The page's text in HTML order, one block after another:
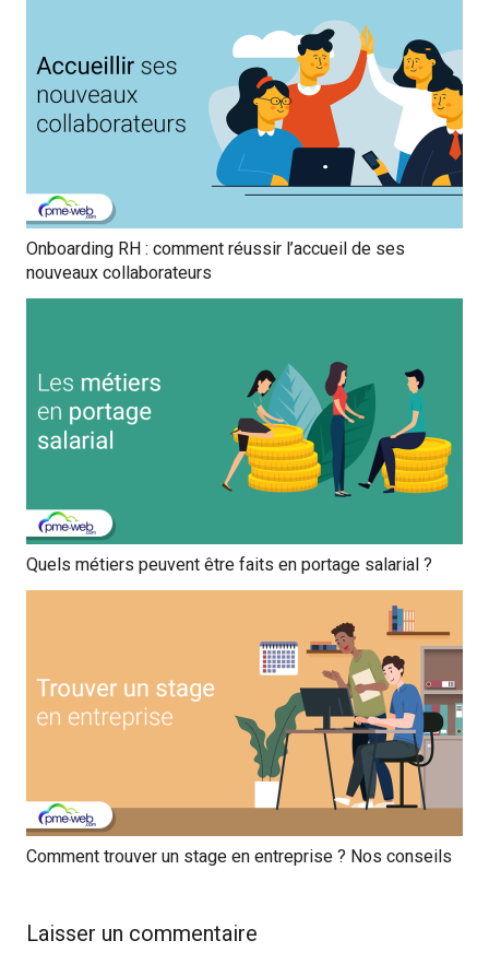
Onboarding RH : comment réussir l’accueil de ses
nouveaux collaborateurs
Quels métiers peuvent être faits en portage salarial ?
Comment trouver un stage en entreprise ? Nos conseils
Laisser un commentaire